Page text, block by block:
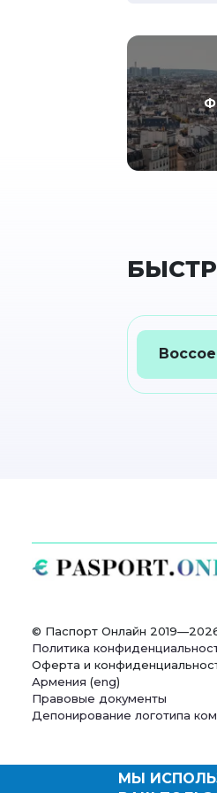
© Паспорт Онлайн
Политика
Оферта и
Армения (eng)
Правовые документы
Депонирование логотипа
МЫ